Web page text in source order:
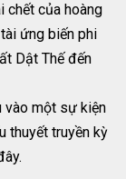
chết của hoàng
ứng biến phi
Dật Thế đến
vào một sự kiện
thuyết truyền kỳ